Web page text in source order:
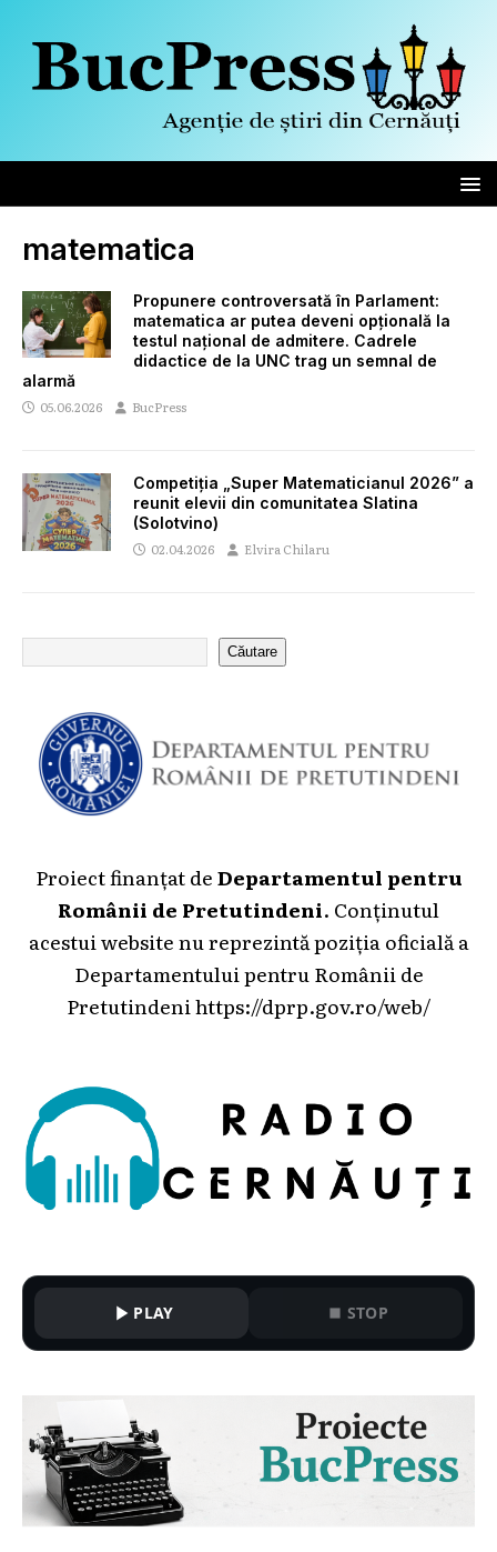
matematica
Propunere controversată în Parlament:
matematica ar putea deveni opțională la
testul național de admitere. Cadrele
didactice de la UNC trag un semnal de
alarmă
05.06.2026 BucPress
Competiția „Super Matematicianul 2026” a
reunit elevii din comunitatea Slatina
(Solotvino)
02.04.2026 Elvira Chilaru
Căutare
Proiect finanțat deDepartamentul pentru
Românii de Pretutindeni. Conținutul
acestui website nu reprezintă poziția oficială a
Departamentului pentru Românii de
Pretutindeni https://dprp.gov.ro/web/
PLAY STOP